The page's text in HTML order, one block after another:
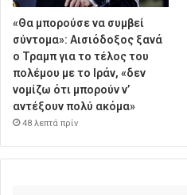
«Θα μπορούσε να συμβεί
σύντομα»: Αισιόδοξος ξανά
ο Τραμπ για το τέλος του
πολέμου με το Ιράν, «δεν
νομίζω ότι μπορούν ν’
αντέξουν πολύ ακόμα»
48 λεπτά πρίν